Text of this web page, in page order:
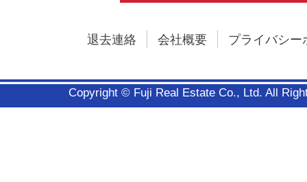
退去連絡 会社概要 プライバシー
Copyright © Fuji Real Estate Co., Ltd. All